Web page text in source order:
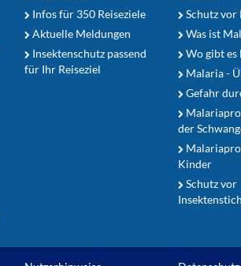
Infos für 350 Reiseziele
Aktuelle Meldungen
Insektenschutz passend
für Ihr Reiseziel
Schutz vor
Was ist
Wo gibt es
Malaria -
Gefahr
der
Kinder
Schutz vor